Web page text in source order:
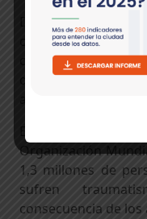
Durante 2017, en
comparendos. De
cometer
de los conductores
Este no es un
Organización
1,3 millones de
sufren
consecuencia de